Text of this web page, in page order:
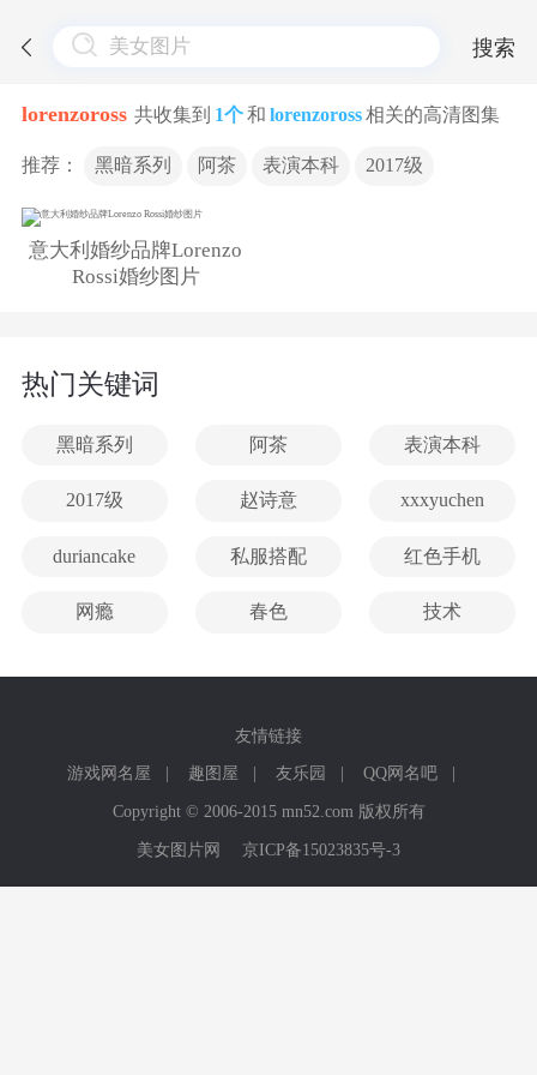
搜索
lorenzoross 共收集到 1个和 lorenzoross相关的高清图集
推荐： 黑暗系列 阿茶 表演本科 2017级
意大利婚纱品牌Lorenzo
Rossi婚纱图片
热门关键词
黑暗系列 阿茶 表演本科
2017级 赵诗意 xxxyuchen
duriancake 私服搭配 红色手机
网瘾 春色 技术
友情链接
游戏网名屋
| 趣图屋 | 友乐园 | QQ网名吧
|
Copyright © 2006-2015 mn52.com 版权所有
美女图片网
京ICP备15023835号-3